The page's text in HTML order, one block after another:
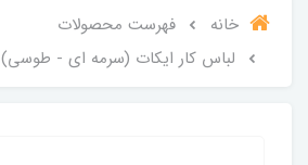
خانه
فهرست محصولات
لباس کار ایکات (سرمه ای - طوسی)